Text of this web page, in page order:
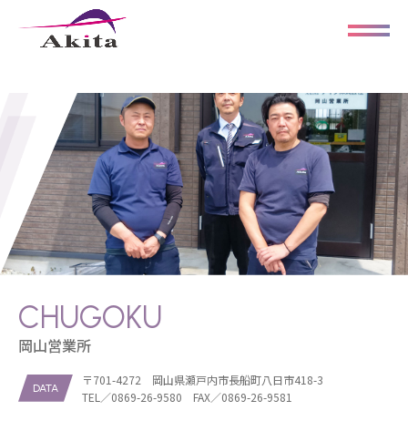
CHUGOKU
岡山営業所
DATA
〒701-4272 岡山県瀬戸内市長船町八日市418-3
TEL／0869-26-9580 FAX／0869-26-9581